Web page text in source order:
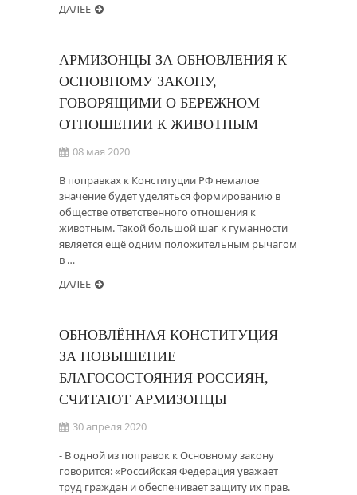
ДАЛЕЕ
АРМИЗОНЦЫ ЗА ОБНОВЛЕНИЯ К
ОСНОВНОМУ ЗАКОНУ,
ГОВОРЯЩИМИ О БЕРЕЖНОМ
ОТНОШЕНИИ К ЖИВОТНЫМ
08 мая 2020
В поправках к Конституции РФ немалое
значение будет уделяться формированию в
обществе ответственного отношения к
животным. Такой большой шаг к гуманности
является ещё одним положительным рычагом
в …
ДАЛЕЕ
ОБНОВЛЁННАЯ КОНСТИТУЦИЯ –
ЗА ПОВЫШЕНИЕ
БЛАГОСОСТОЯНИЯ РОССИЯН,
СЧИТАЮТ АРМИЗОНЦЫ
30 апреля 2020
- В одной из поправок к Основному закону
говорится: «Российская Федерация уважает
труд граждан и обеспечивает защиту их прав.